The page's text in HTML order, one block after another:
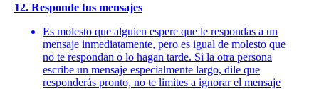
12. Responde tus mensajes
Es molesto que alguien espere que le respondas a un
mensaje inmediatamente, pero es igual de molesto que
no te respondan o lo hagan tarde. Si la otra persona
escribe un mensaje especialmente largo, dile que
responderás pronto, no te limites a ignorar el mensaje